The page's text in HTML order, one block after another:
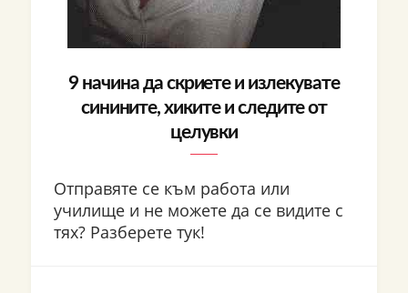
9 начина да скриете и излекувате
синините, хиките и следите от
целувки
Отправяте се към работа или
училище и не можете да се видите с
тях? Разберете тук!